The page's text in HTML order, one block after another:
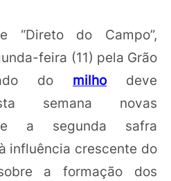
“Direto do Campo”,
feira (11) pela Grão
do milhodeve
semana novas
a segunda safra
influência crescente do
a formação dos